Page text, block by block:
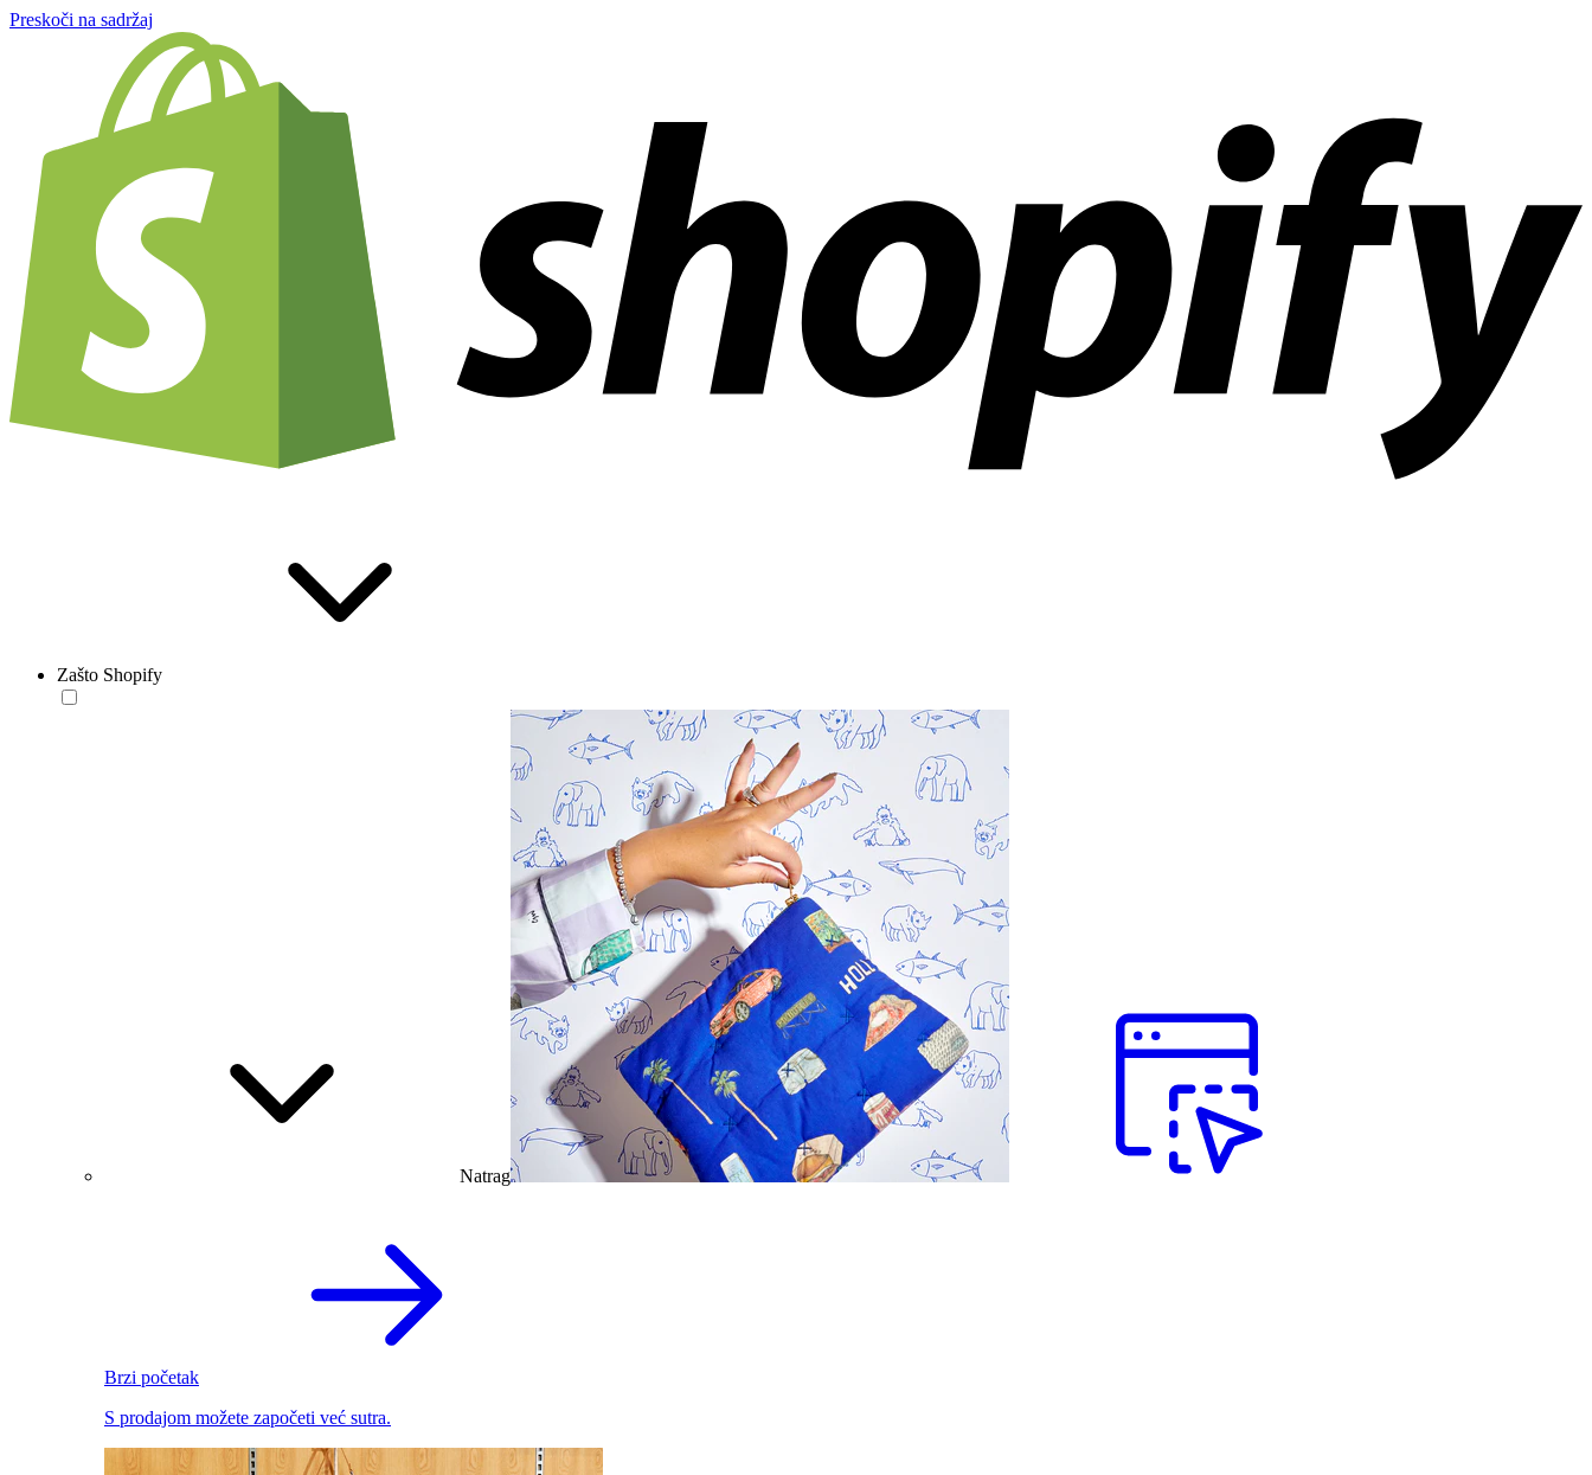
Preskoči na sadržaj
Zašto Shopify
Natrag
Brzi početak
S prodajom možete započeti već sutra.